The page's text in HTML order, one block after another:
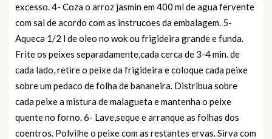
excesso. 4- Coza o arroz jasmin em 400 ml de agua fervente
com sal de acordo com as instrucoes da embalagem. 5-
Aqueca 1/2 l de oleo no wok ou frigideira grande e funda.
Frite os peixes separadamente,cada cerca de 3-4 min. de
cada lado, retire o peixe da frigideira e coloque cada peixe
sobre um pedaco de folha de bananeira. Distribua sobre
cada peixe a mistura de malagueta e mantenha o peixe
quente no forno. 6- Lave,seque e arranque as folhas dos
coentros. Polvilhe o peixe com as restantes ervas. Sirva com